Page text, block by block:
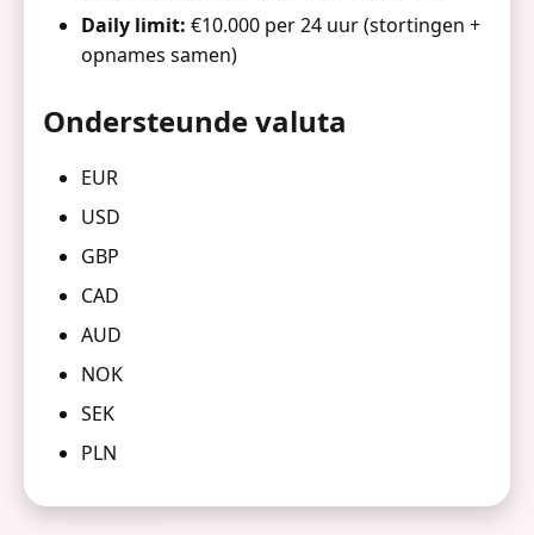
Daily limit: €10.000 per 24 uur (stortingen +
opnames samen)
Ondersteunde valuta
EUR
USD
GBP
CAD
AUD
NOK
SEK
PLN